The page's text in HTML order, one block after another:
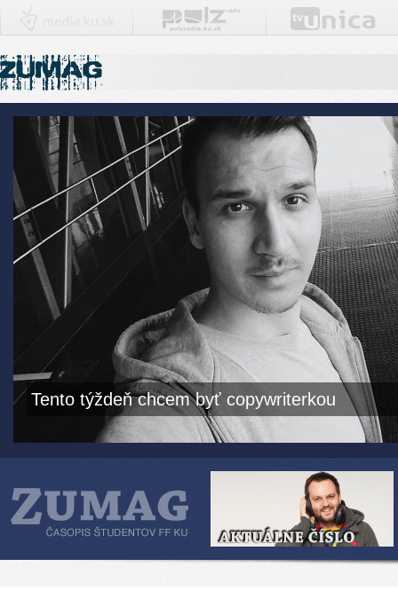
Tento týždeň chcem byť copywriterkou